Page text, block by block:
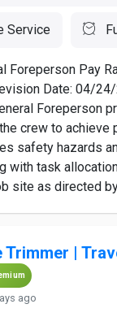
Service
Foreperson Pay
Date: 04/
Foreperson
crew to achieve
safety hazards
with task
site as directed
Trimmer |
ago